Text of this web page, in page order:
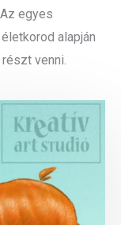
egyes
alapján
venni.